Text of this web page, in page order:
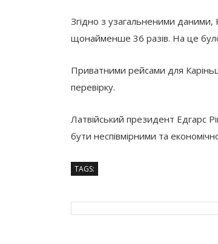
Згідно з узагальненими даними,
щонайменше 36 разів. На це
Приватними рейсами для
перевірку.
Латвійський президент Едгарс
бути неспівмірними та
TAGS: